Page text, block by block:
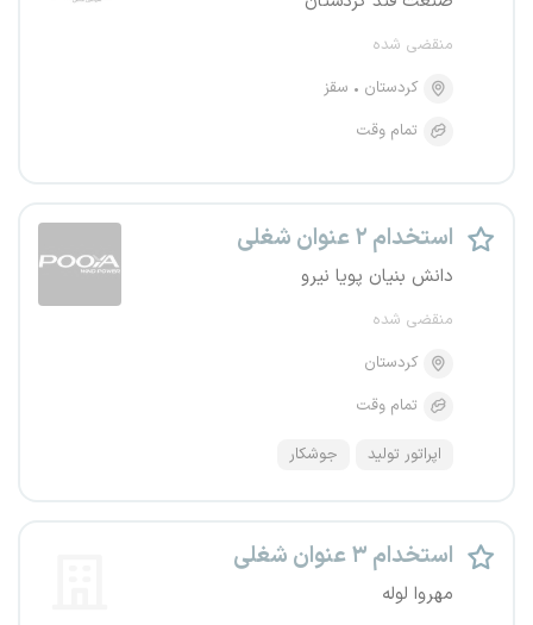
منقضی شده
کردستان
سقز
تمام وقت
استخدام ۲ عنوان شغلی
دانش بنیان پویا نیرو
منقضی شده
کردستان
تمام وقت
اپراتور تولید جوشکار
استخدام ۳ عنوان شغلی
مهروا لوله